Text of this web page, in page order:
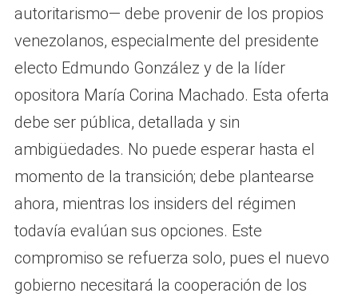
autoritarismo— debe provenir de los propios
venezolanos, especialmente del presidente
electo Edmundo González y de la líder
opositora María Corina Machado. Esta oferta
debe ser pública, detallada y sin
ambigüedades. No puede esperar hasta el
momento de la transición; debe plantearse
ahora, mientras los insiders del régimen
todavía evalúan sus opciones. Este
compromiso se refuerza solo, pues el nuevo
gobierno necesitará la cooperación de los